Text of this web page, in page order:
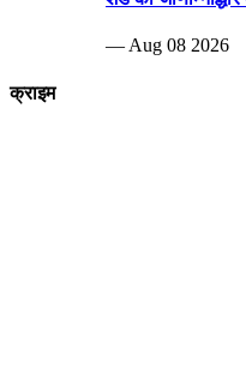
— Aug 08 2026
क्राइम